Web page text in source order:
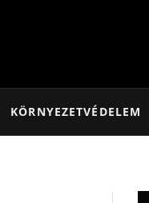
KÖRNYEZETVÉDELEM